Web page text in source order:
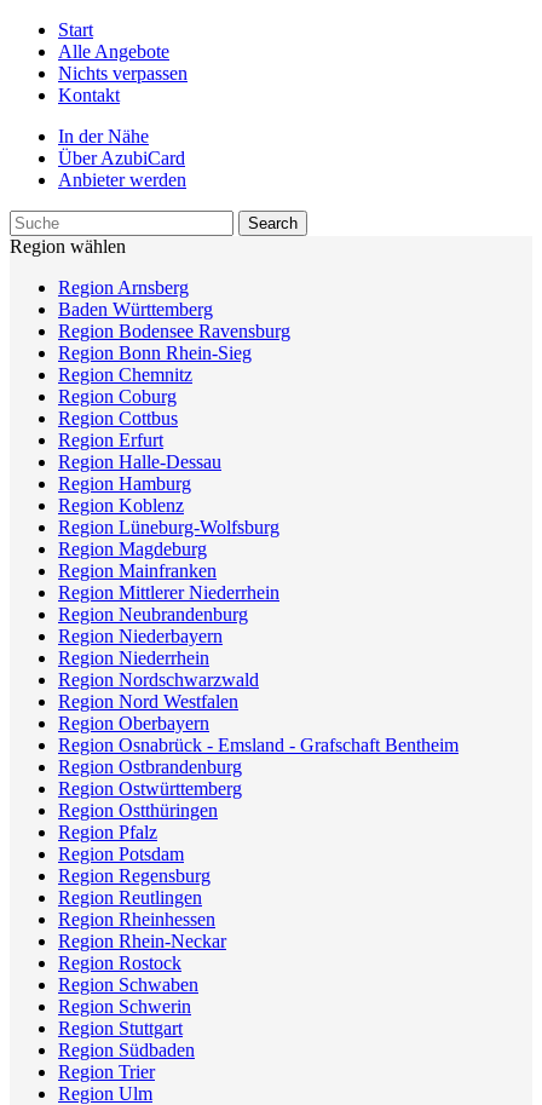
Start
Alle Angebote
Nichts verpassen
Kontakt
In der Nähe
Über AzubiCard
Anbieter werden
Region wählen
Region Arnsberg
Baden Württemberg
Region Bodensee Ravensburg
Region Bonn Rhein-Sieg
Region Chemnitz
Region Coburg
Region Cottbus
Region Erfurt
Region Halle-Dessau
Region Hamburg
Region Koblenz
Region Lüneburg-Wolfsburg
Region Magdeburg
Region Mainfranken
Region Mittlerer Niederrhein
Region Neubrandenburg
Region Niederbayern
Region Niederrhein
Region Nordschwarzwald
Region Nord Westfalen
Region Oberbayern
Region Osnabrück - Emsland - Grafschaft Bentheim
Region Ostbrandenburg
Region Ostwürttemberg
Region Ostthüringen
Region Pfalz
Region Potsdam
Region Regensburg
Region Reutlingen
Region Rheinhessen
Region Rhein-Neckar
Region Rostock
Region Schwaben
Region Schwerin
Region Stuttgart
Region Südbaden
Region Trier
Region Ulm